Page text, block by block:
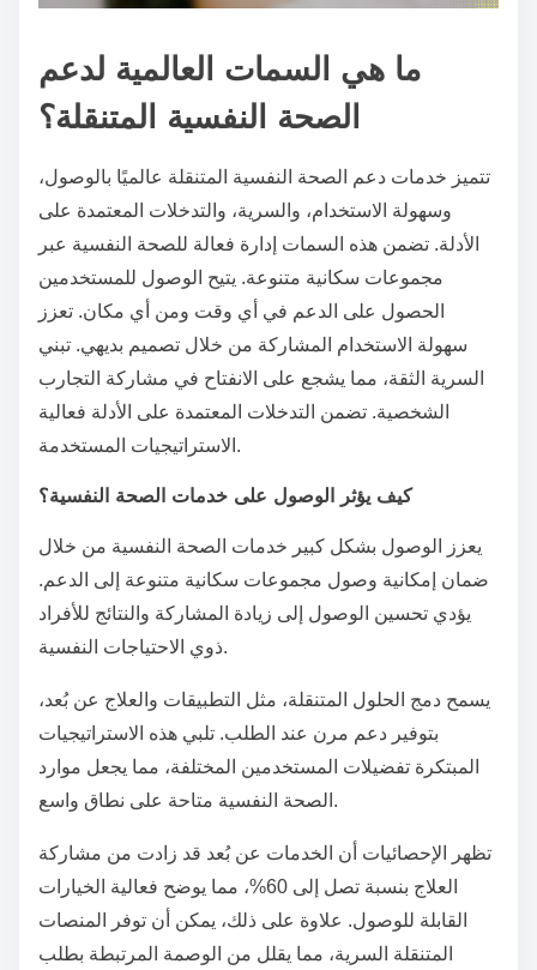
ما هي السمات العالمية لدعم
الصحة النفسية المتنقلة؟
تتميز خدمات دعم الصحة النفسية المتنقلة عالميًا بالوصول،
وسهولة الاستخدام، والسرية، والتدخلات المعتمدة على
الأدلة. تضمن هذه السمات إدارة فعالة للصحة النفسية عبر
مجموعات سكانية متنوعة. يتيح الوصول للمستخدمين
الحصول على الدعم في أي وقت ومن أي مكان. تعزز
سهولة الاستخدام المشاركة من خلال تصميم بديهي. تبني
السرية الثقة، مما يشجع على الانفتاح في مشاركة التجارب
الشخصية. تضمن التدخلات المعتمدة على الأدلة فعالية
الاستراتيجيات المستخدمة.
كيف يؤثر الوصول على خدمات الصحة النفسية؟
يعزز الوصول بشكل كبير خدمات الصحة النفسية من خلال
ضمان إمكانية وصول مجموعات سكانية متنوعة إلى الدعم.
يؤدي تحسين الوصول إلى زيادة المشاركة والنتائج للأفراد
ذوي الاحتياجات النفسية.
يسمح دمج الحلول المتنقلة، مثل التطبيقات والعلاج عن بُعد،
بتوفير دعم مرن عند الطلب. تلبي هذه الاستراتيجيات
المبتكرة تفضيلات المستخدمين المختلفة، مما يجعل موارد
الصحة النفسية متاحة على نطاق واسع.
تظهر الإحصائيات أن الخدمات عن بُعد قد زادت من مشاركة
العلاج بنسبة تصل إلى 60%، مما يوضح فعالية الخيارات
القابلة للوصول. علاوة على ذلك، يمكن أن توفر المنصات
المتنقلة السرية، مما يقلل من الوصمة المرتبطة بطلب